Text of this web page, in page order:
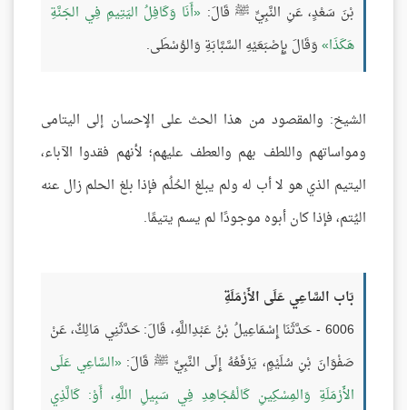
بْنَ سَعْدٍ، عَنِ النَّبِيِّ ﷺ قَالَ: أَنَا وَكَافِلُ اليَتِيمِ فِي الجَنَّةِ
هَكَذَا وَقَالَ بِإِصْبَعَيْهِ السَّبَّابَةِ وَالوُسْطَى.
الشيخ: والمقصود من هذا الحث على الإحسان إلى اليتامى
ومواساتهم واللطف بهم والعطف عليهم؛ لأنهم فقدوا الآباء،
اليتيم الذي هو لا أب له ولم يبلغ الحُلُم فإذا بلغ الحلم زال عنه
اليُتم، فإذا كان أبوه موجودًا لم يسم يتيمًا.
بَاب السَّاعِي عَلَى الأَرْمَلَةِ
6006 - حَدَّثَنَا إِسْمَاعِيلُ بْنُ عَبْدِاللَّهِ، قَالَ: حَدَّثَنِي مَالِكٌ، عَنْ
صَفْوَانَ بْنِ سُلَيْمٍ، يَرْفَعُهُ إِلَى النَّبِيِّ ﷺ قَالَ: السَّاعِي عَلَى
الأَرْمَلَةِ وَالمِسْكِينِ كَالْمُجَاهِدِ فِي سَبِيلِ اللَّهِ، أَوْ: كَالَّذِي